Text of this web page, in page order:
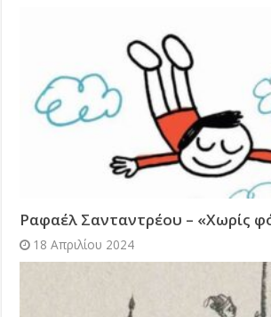
Ραφαέλ Σανταντρέου – «Χωρίς
18 Απριλίου 2024